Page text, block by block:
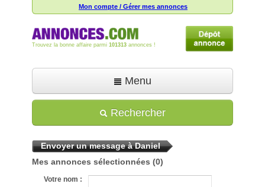
Mon compte / Gérer mes annonces
Trouvez la bonne affaire parmi 101313 annonces !
Menu
Déposer une annonce
Toutes les annonces
Rechercher
Envoyer un message à Daniel
Mes annonces sélectionnées (0)
Votre nom :